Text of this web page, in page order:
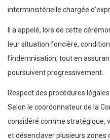
interministérielle chargée
Il a appelé, lors de cette
leur situation foncière,
l’indemnisation, tout en
poursuivent progressivement.
Respect des procédures
Selon le coordonnateur de la
considéré comme stratégique,
et désenclaver plusieurs zones